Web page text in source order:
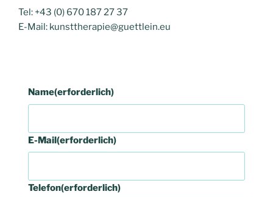
Tel: +43 (0) 670 187 27 37
E-Mail: kunsttherapie@guettlein.eu
Name(erforderlich)
E-Mail(erforderlich)
Telefon(erforderlich)